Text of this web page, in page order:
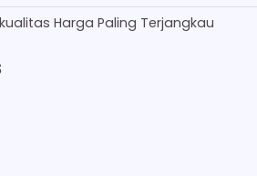
Harga Paling Terjangkau